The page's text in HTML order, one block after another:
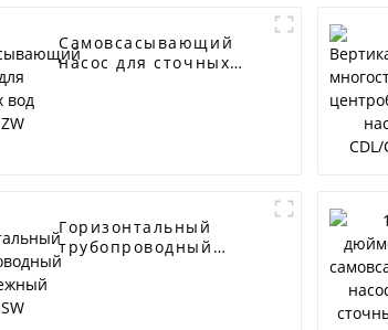
Самовсасывающий
насос для сточных
Горизонтальный
трубопроводный
центробежный насос